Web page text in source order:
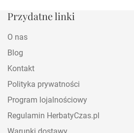
Przydatne linki
O nas
Blog
Kontakt
Polityka prywatności
Program lojalnościowy
Regulamin HerbatyCzas.pl